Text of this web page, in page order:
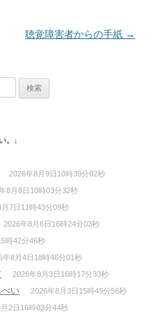
聴覚障害者からの手紙 →
。↓
2026年8月9日10時39分02秒
8月8日10時03分32秒
月7日11時43分09秒
2026年8月6日16時24分03秒
時42分46秒
年8月4日18時46分01秒
2026年8月3日16時17分33秒
い 2026年8月3日15時49分56秒
2日16時03分44秒